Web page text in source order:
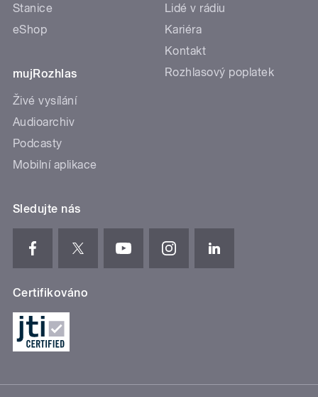
Stanice
eShop
mujRozhlas
Živé vysílání
Audioarchiv
Podcasty
Mobilní aplikace
Lidé v rádiu
Kariéra
Kontakt
Rozhlasový poplatek
Sledujte nás
Certifikováno